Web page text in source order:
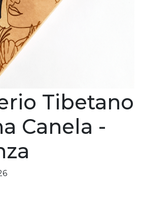
Tibetano
Canela -